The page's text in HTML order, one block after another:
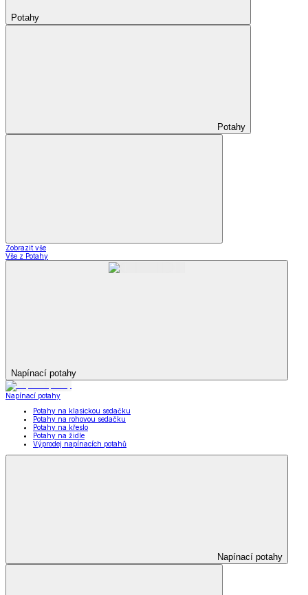
Potahy
Potahy
Zobrazit vše
Vše z Potahy
Napínací potahy
Napínací potahy
Potahy na klasickou sedačku
Potahy na rohovou sedačku
Potahy na křeslo
Potahy na židle
Výprodej napínacích potahů
Napínací potahy